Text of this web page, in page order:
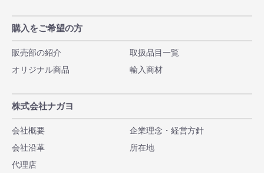
購入をご希望の方
販売部の紹介
取扱品目一覧
オリジナル商品
輸入商材
株式会社ナガヨ
会社概要
企業理念・経営方針
会社沿革
所在地
代理店